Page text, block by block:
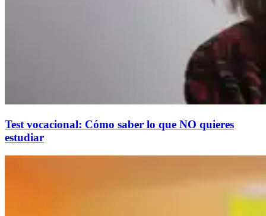
Test vocacional: Cómo saber lo que NO quieres
estudiar